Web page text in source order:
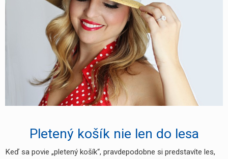
Pletený košík nie len do lesa
Keď sa povie „pletený košík“, pravdepodobne si predstavíte les,